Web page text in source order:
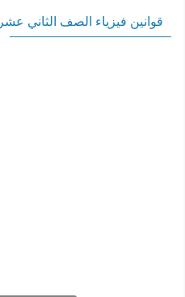
قوانين فيزياء الصف الثاني